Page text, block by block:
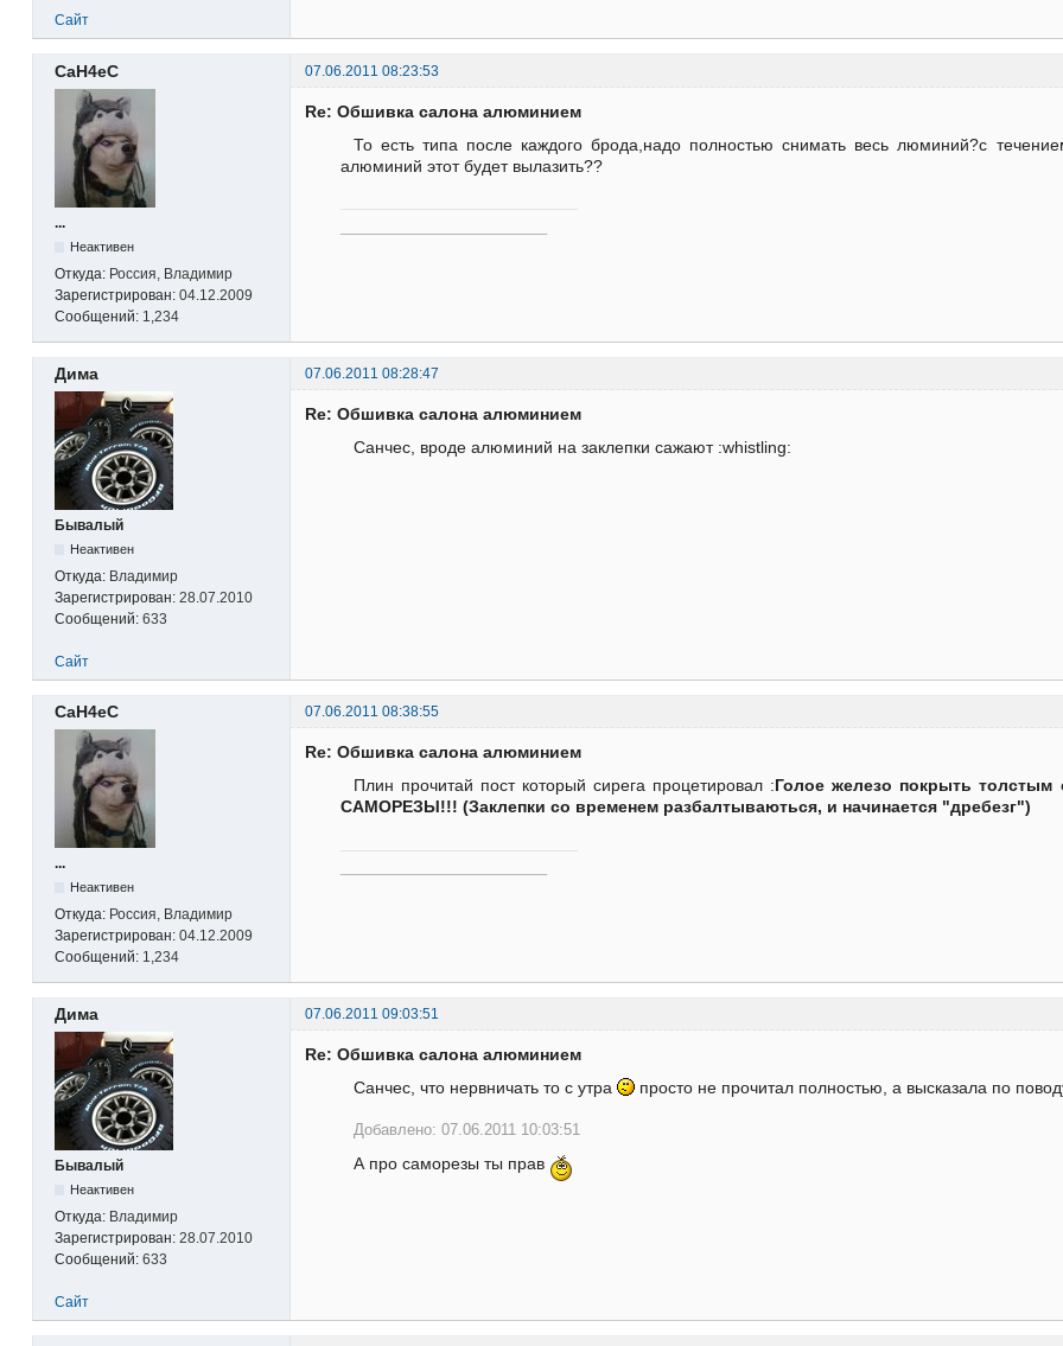
Сайт
CaH4eC 07.06.2011 08:23:53
...
Неактивен
Откуда: Россия, Владимир
Зарегистрирован: 04.12.2009
Сообщений: 1,234
Re: Обшивка салона алюминием
То есть типа после каждого брода,надо полностью снимать весь люминий?с
алюминий этот будет вылазить??
Дима 07.06.2011 08:28:47
Бывалый
Неактивен
Откуда: Владимир
Зарегистрирован: 28.07.2010
Сообщений: 633
Re: Обшивка салона алюминием
Санчес, вроде алюминий на заклепки сажают :whistling:
Сайт
CaH4eC 07.06.2011 08:38:55
...
Неактивен
Откуда: Россия, Владимир
Зарегистрирован: 04.12.2009
Сообщений: 1,234
Re: Обшивка салона алюминием
Плин прочитай пост который сирега процетировал :Голое железо покрыть
САМОРЕЗЫ!!! (Заклепки со временем разбалтываються, и начинается "дребезг")
Дима 07.06.2011 09:03:51
Бывалый
Неактивен
Откуда: Владимир
Зарегистрирован: 28.07.2010
Сообщений: 633
Re: Обшивка салона алюминием
Санчес, что нервничать то с утра
просто не прочитал полностью, а высказала по
Добавлено: 07.06.2011 10:03:51
А про саморезы ты прав
Сайт